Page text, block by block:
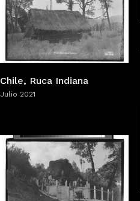
Chile, Ruca Indiana
Julio 2021